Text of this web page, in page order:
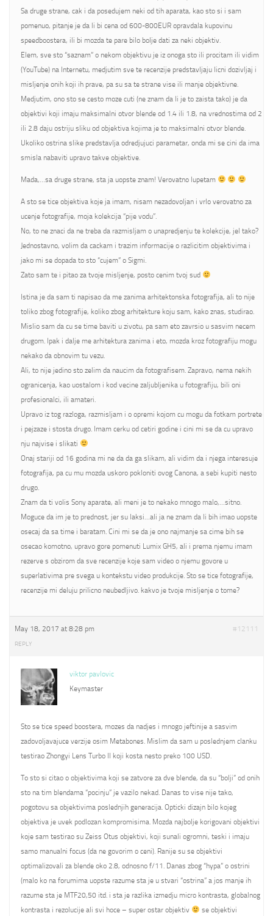
Sa druge strane, cak i da posedujem neki od tih aparata, kao sto si i sam
pomenuo, pitanje je da li bi cena od 600-800EUR opravdala kupovinu
speedboostera, ili bi mozda te pare bilo bolje dati za neki objektiv.
Elem, sve sto “saznam” o nekom objektivu je iz onoga sto ili procitam ili vidim
(YouTube) na Internetu, medjutim sve te recenzije predstavljaju licni dozivljaj i
misljenje onih koji ih prave, pa su sa te strane vise ili manje objektivne.
Medjutim, ono sto se cesto moze cuti (ne znam da li je to zaista tako) je da
objektivi koji imaju maksimalni otvor blende od 1.4 ili 1.8, na vrednostima od 2
ili 2.8 daju ostriju sliku od objektiva kojima je to maksimalni otvor blende.
Ukoliko ostrina slike predstavlja odredjujuci parametar, onda mi se cini da ima
smisla nabaviti upravo takve objektive.
Mada,…sa druge strane, sta ja uopste znam! Verovatno lupetam
A sto se tice objektiva koje ja imam, nisam nezadovoljan i vrlo verovatno za
ucenje fotografije, moja kolekcija “pije vodu”.
No, to ne znaci da ne treba da razmisljam o unapredjenju te kolekcije, jel tako?
Jednostavno, volim da cackam i trazim informacije o razlicitim objektivima i
jako mi se dopada to sto “cujem” o Sigmi.
Zato sam te i pitao za tvoje misljenje, posto cenim tvoj sud
Istina je da sam ti napisao da me zanima arhitektonska fotografija, ali to nije
toliko zbog fotografije, koliko zbog arhitekture koju sam, kako znas, studirao.
Mislio sam da cu se time baviti u zivotu, pa sam eto zavrsio u sasvim necem
drugom. Ipak i dalje me arhitektura zanima i eto, mozda kroz fotografiju mogu
nekako da obnovim tu vezu.
Ali, to nije jedino sto zelim da naucim da fotografisem. Zapravo, nema nekih
ogranicenja, kao uostalom i kod vecine zaljubljenika u fotografiju, bili oni
profesionalci, ili amateri.
Upravo iz tog razloga, razmisljam i o opremi kojom cu mogu da fotkam portrete
i pejzaze i stosta drugo. Imam cerku od cetiri godine i cini mi se da cu upravo
nju najvise i slikati
Onaj stariji od 16 godina mi ne da da ga slikam, ali vidim da i njega interesuje
fotografija, pa cu mu mozda uskoro pokloniti ovog Canona, a sebi kupiti nesto
drugo.
Znam da ti volis Sony aparate, ali meni je to nekako mnogo malo,…sitno.
Moguce da im je to prednost, jer su laksi…ali ja ne znam da li bih imao uopste
osecaj da sa time i baratam. Cini mi se da je ono najmanje sa cime bih se
osecao komotno, upravo gore pomenuti Lumix GH5, ali i prema njemu imam
rezerve s obzirom da sve recenzije koje sam video o njemu govore u
superlativima pre svega u kontekstu video produkcije. Sto se tice fotografije,
recenzije mi deluju prilicno neubedljivo. kakvo je tvoje misljenje o tome?
May 18, 2017 at 8:28 pm #12111
REPLY
viktor pavlovic
Keymaster
Sto se tice speed boostera, mozes da nadjes i mnogo jeftinije a sasvim
zadovoljavajuce verzije osim Metabones. Mislim da sam u poslednjem clanku
testirao Zhongyi Lens Turbo II koji kosta nesto preko 100 USD.
To sto si citao o objektivima koji se zatvore za dve blende, da su “bolji” od onih
sto na tim blendama “pocinju” je vazilo nekad. Danas to vise nije tako,
pogotovu sa objektivima poslednjih generacija. Opticki dizajn bilo kojeg
objektiva je uvek podlozan kompromisima. Mozda najbolje korigovani objektivi
koje sam testirao su Zeiss Otus objektivi, koji sunali ogromni, teski i imaju
samo manualni focus (da ne govorim o ceni). Ranije su se objektivi
optimalizovali za blende oko 2.8, odnosno f/11. Danas zbog “hypa” o ostrini
(malo ko na forumima uopste razume sta je u stvari “ostrina” a jos manje ih
razume sta je MTF20,50 itd. i sta je razlika izmedju micro kontrasta, globalnog
kontrasta i rezolucije ali svi hoce – super ostar objektiv
se objektivi